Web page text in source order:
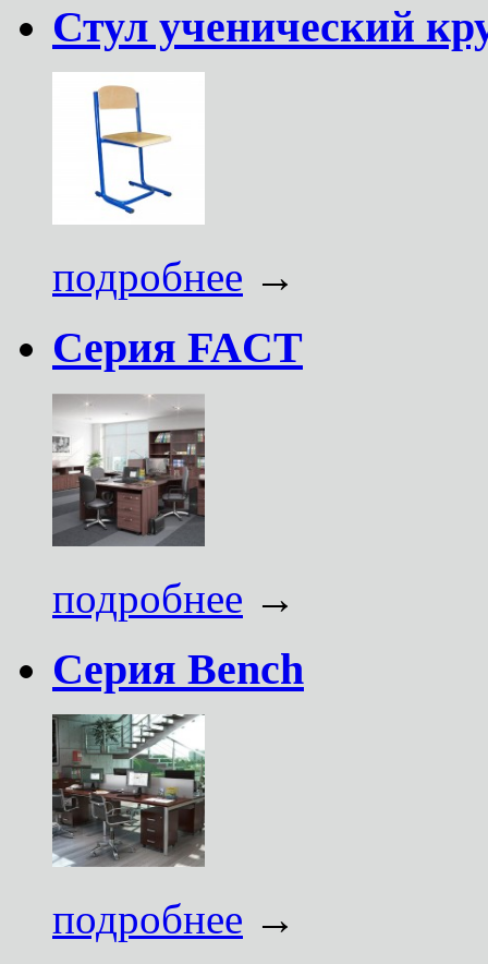
Стул ученический
подробнее →
Серия FACT
подробнее →
Серия Bench
подробнее →